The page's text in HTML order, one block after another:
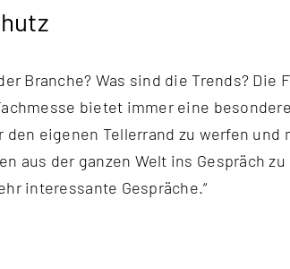
Branche? Was sind die Trends? Die
bietet immer eine
den eigenen Tellerrand zu werfen und
aus der ganzen Welt ins Gespräch
interessante Gespräche.“